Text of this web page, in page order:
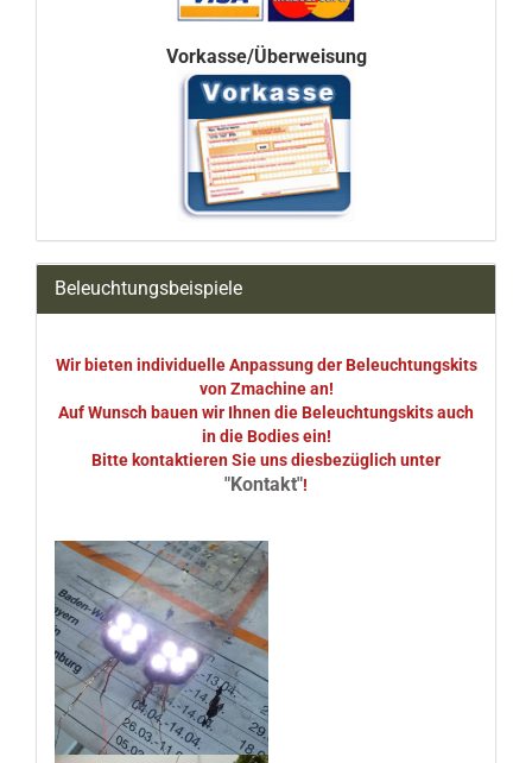
Vorkasse/Überweisung
Beleuchtungsbeispiele
Wir bieten individuelle Anpassung der Beleuchtungskits
von Zmachine an!
Auf Wunsch bauen wir Ihnen die Beleuchtungskits auch
in die Bodies ein!
Bitte kontaktieren Sie uns diesbezüglich unter
"Kontakt"!